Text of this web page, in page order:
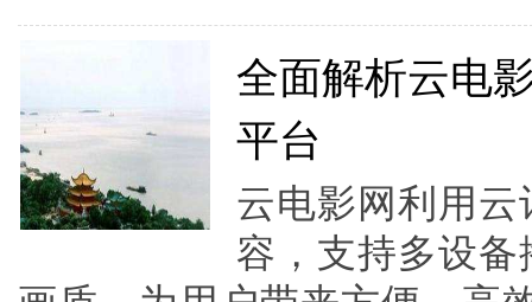
全面解析云电
平台
云电影网利用
容，支持多设